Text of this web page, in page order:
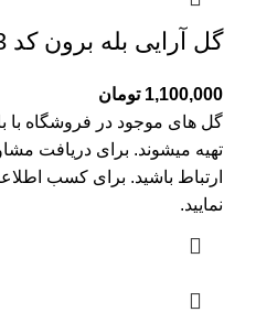
گل آرایی بله برون کد 203
1,100,000 تومان
گل های موجود در فروشگاه با
تهیه میشوند. برای دریافت
ارتباط باشید. برای کسب
نمایید.